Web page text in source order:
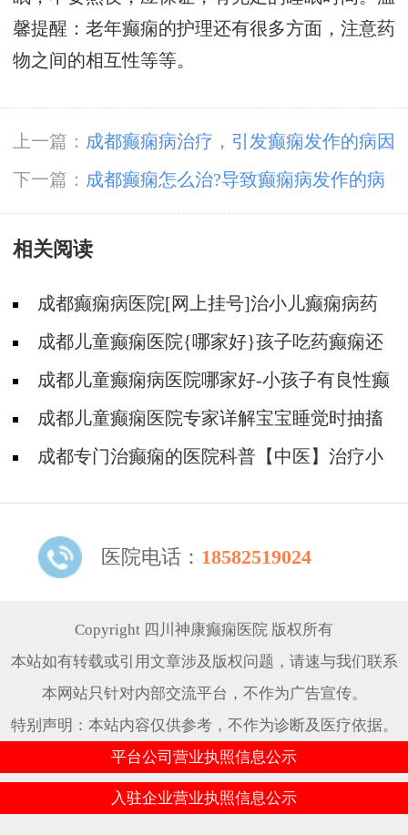
馨提醒：老年癫痫的护理还有很多方面，注意药
物之间的相互性等等。
上一篇： 成都癫痫病治疗，引发癫痫发作的病因
都有哪些?
下一篇： 成都癫痫怎么治?导致癫痫病发作的病
因都有什么?
相关阅读
成都癫痫病医院[网上挂号]治小儿癫痫病药
哪个好?
成都儿童癫痫医院{哪家好}孩子吃药癫痫还
发作的原因?
成都儿童癫痫病医院哪家好-小孩子有良性癫
痫可以吃德巴金吗？
成都儿童癫痫医院专家详解宝宝睡觉时抽搐
正常吗?
成都专门治癫痫的医院科普【中医】治疗小
医院电话： 18582519024
Copyright 四川神康癫痫医院 版权所有
本站如有转载或引用文章涉及版权问题，请速与我们联系
本网站只针对内部交流平台，不作为广告宣传。
特别声明：本站内容仅供参考，不作为诊断及医疗依据。
平台公司营业执照信息公示
入驻企业营业执照信息公示